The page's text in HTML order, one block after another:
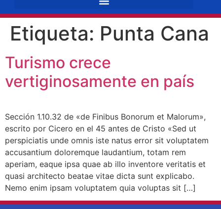
Etiqueta: Punta Cana
Turismo crece
vertiginosamente en país
Sección 1.10.32 de «de Finibus Bonorum et Malorum»,
escrito por Cicero en el 45 antes de Cristo «Sed ut
perspiciatis unde omnis iste natus error sit voluptatem
accusantium doloremque laudantium, totam rem
aperiam, eaque ipsa quae ab illo inventore veritatis et
quasi architecto beatae vitae dicta sunt explicabo.
Nemo enim ipsam voluptatem quia voluptas sit […]